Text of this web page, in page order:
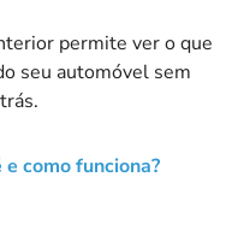
permite ver o que
seu automóvel sem
como funciona?